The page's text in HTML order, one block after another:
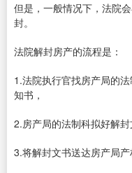
但是，一般情况下，法院
封。
法院解封房产的流程是：
1.法院执行官找房产局的
知书，
2.房产局的法制科拟好解
3.将解封文书送达房产局产